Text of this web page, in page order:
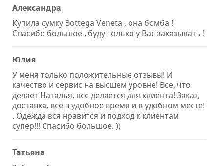
Александра
Купила сумку Bottega Veneta , она бомба !
Спасибо большое , буду только у Вас заказывать !
Юлия
У меня только положительные отзывы! И
качество и сервис на высшем уровне! Все, что
делает Наталья, все делается для клиента! Заказ,
доставка, всё в удобное время и в удобном месте!
. Одежда вся нравится и подход к клиентам
супер!!! Спасибо большое. ))
Татьяна